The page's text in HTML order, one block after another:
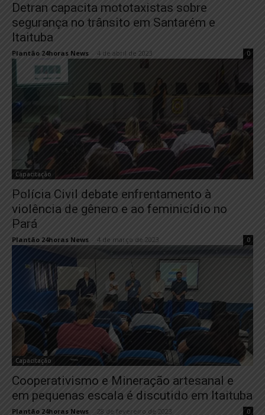
Detran capacita mototaxistas sobre
segurança no trânsito em Santarém e
Itaituba
Plantão 24horas News 4 de abril de 2023 0
Capacitação
Polícia Civil debate enfrentamento à
violência de gênero e ao feminicídio no
Pará
Plantão 24horas News 4 de março de 2023 0
Capacitação
Cooperativismo e Mineração artesanal e
em pequenas escala é discutido em Itaituba
Plantão 24horas News 28 de fevereiro de 2023 0